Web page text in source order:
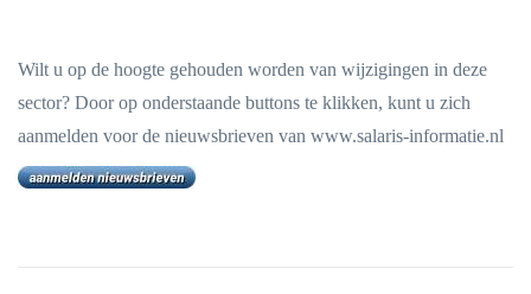
Wilt u op de hoogte gehouden worden van wijzigingen in deze
sector? Door op onderstaande buttons te klikken, kunt u zich
aanmelden voor de nieuwsbrieven van www.salaris-informatie.nl